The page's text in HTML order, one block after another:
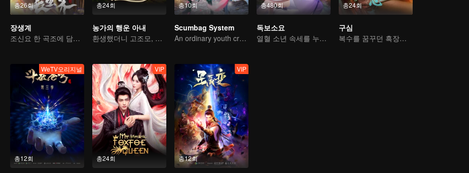
총26회
장생계
조신요 한 곡조에 담아내는 피와 눈물
총24회
농가의 행운 아내
환생했더니 고조모, 운명을 바꾼다
총10회
Scumbag System
An ordinary youth crossing as a villain into the book and abusing the hero!
총480회
독보소요
열혈 소년 속세를 누비다
총24회
구심
복수를 꿈꾸던 흑장미, 카사노바에게 빠지다
총12회
WeTV오리지널
총24회
VIP
총12회
VIP